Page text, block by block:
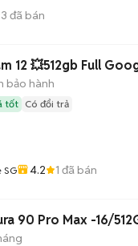
3 đã bán
12 💥512gb Full
bảo hành
tốt Có đổi trả
SG 4.2 1 đã bán
90 Pro Max -16/